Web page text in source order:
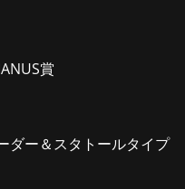
賞
ダー＆スタトールタイプ